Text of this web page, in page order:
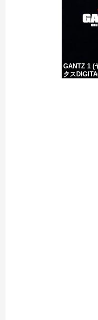
世界でバズったスペ
GANTZ 1 (
クス